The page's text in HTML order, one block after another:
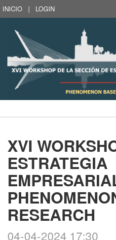
INICIO | LOGIN
XVI
ESTRATEGIA
RESEARCH
04-04-2024 17:30